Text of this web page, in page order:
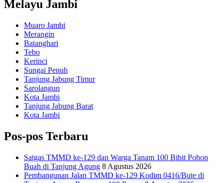
Melayu Jambi
Muaro Jambi
Merangin
Batanghari
Tebo
Kerinci
Sungai Penuh
Tanjung Jabung Timur
Sarolangun
Kota Jambi
Tanjung Jabung Barat
Kota Jambi
Pos-pos Terbaru
Satgas TMMD ke-129 dan Warga Tanam 100 Bibit Pohon
Buah di Tanjung Agung 8 Agustus 2026
Pembangunan Jalan TMMD ke-129 Kodim 0416/Bute di